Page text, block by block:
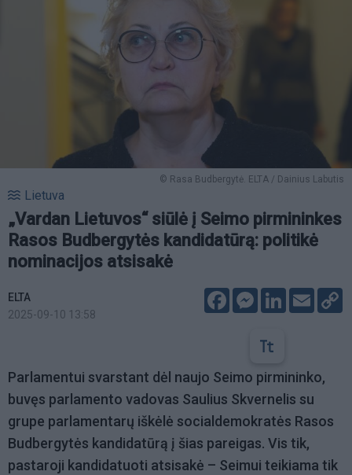
© Rasa Budbergytė. ELTA / Dainius Labutis
Lietuva
„Vardan Lietuvos“ siūlė į Seimo pirmininkes
Rasos Budbergytės kandidatūrą: politikė
nominacijos atsisakė
ELTA
2025-09-10 13:58
FacebookMessenger
LinkedIn
Email
Parlamentui svarstant dėl naujo Seimo pirmininko,
buvęs parlamento vadovas Saulius Skvernelis su
grupe parlamentarų iškėlė socialdemokratės Rasos
Budbergytės kandidatūrą į šias pareigas. Vis tik,
pastaroji kandidatuoti atsisakė – Seimui teikiama tik